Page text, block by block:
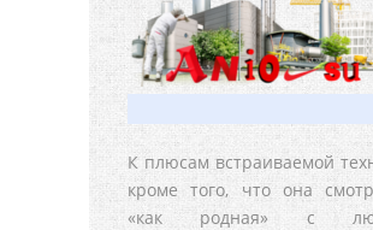
К плюсам встраиваемой
кроме того, что она
«как родная» с